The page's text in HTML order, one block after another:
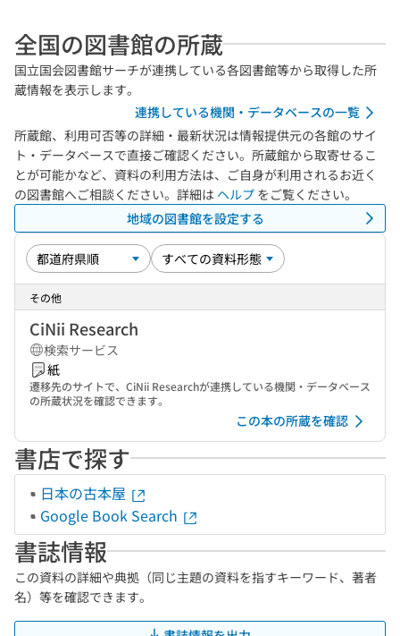
全国の図書館の所蔵
国立国会図書館サーチが連携している各図書館等から取得した所
蔵情報を表示します。
連携している機関・データベースの一覧
所蔵館、利用可否等の詳細・最新状況は情報提供元の各館のサイ
ト・データベースで直接ご確認ください。所蔵館から取寄せるこ
とが可能かなど、資料の利用方法は、ご自身が利用されるお近く
の図書館へご相談ください。詳細は ヘルプ をご覧ください。
地域の図書館を設定する
その他
CiNii Research
検索サービス
紙
遷移先のサイトで、CiNii Researchが連携している機関・データベース
の所蔵状況を確認できます。
この本の所蔵を確認
書店で探す
日本の古本屋
Google Book Search
書誌情報
この資料の詳細や典拠（同じ主題の資料を指すキーワード、著者
名）等を確認できます。